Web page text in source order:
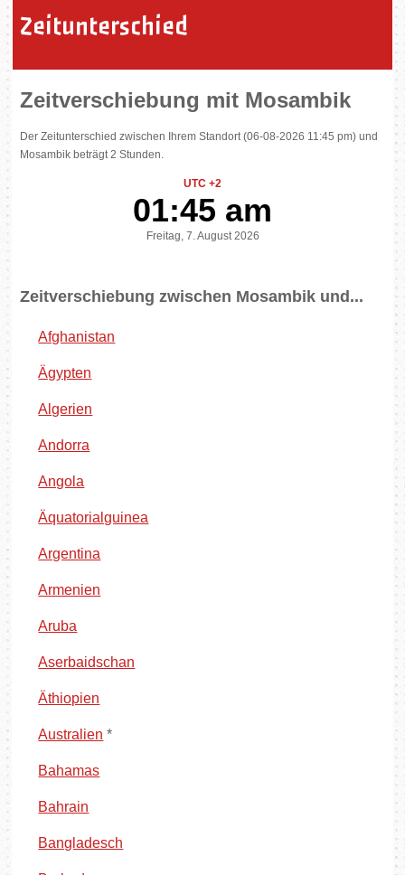
Zeitunterschied
Zeitverschiebung mit Mosambik
Der Zeitunterschied zwischen Ihrem Standort (06-08-2026 11:45 pm) und
Mosambik beträgt 2 Stunden.
UTC +2
01:45 am
Freitag, 7. August 2026
Zeitverschiebung zwischen Mosambik und...
Afghanistan
Ägypten
Algerien
Andorra
Angola
Äquatorialguinea
Argentina
Armenien
Aruba
Aserbaidschan
Äthiopien
Australien *
Bahamas
Bahrain
Bangladesch